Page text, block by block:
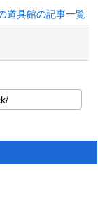
道具館の記事一覧